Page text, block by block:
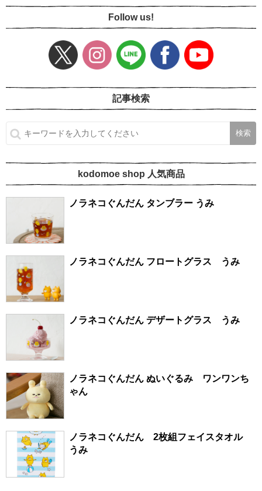
Follow us!
記事検索
kodomoe shop 人気商品
ノラネコぐんだん タンブラー うみ
ノラネコぐんだん フロートグラス うみ
ノラネコぐんだん デザートグラス うみ
ノラネコぐんだん ぬいぐるみ ワンワンち
ゃん
ノラネコぐんだん 2枚組フェイスタオル
うみ